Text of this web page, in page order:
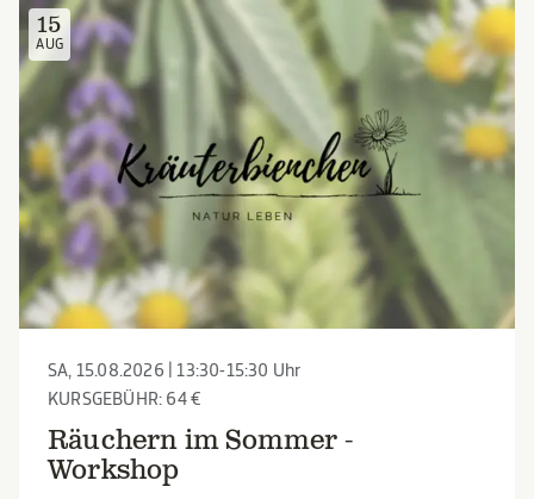
15
AUG
SA, 15.08.2026 | 13:30-15:30 Uhr
KURSGEBÜHR: 64 €
Räuchern im Sommer -
Workshop